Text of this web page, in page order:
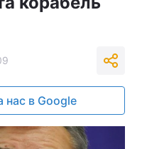
нас в Google